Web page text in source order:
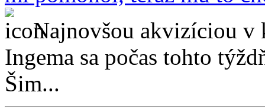
Najnovšou akvizíciou
Ingema sa počas tohto
Šim...